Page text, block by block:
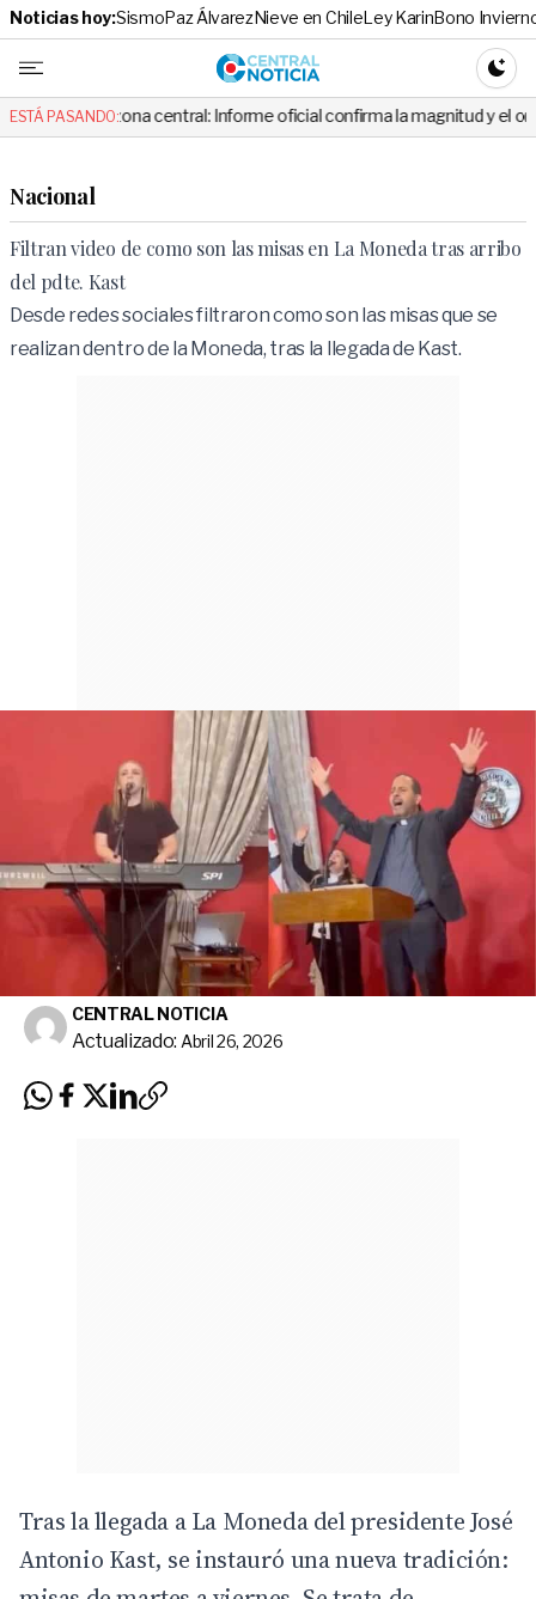
Noticias hoy:SismoPaz ÁlvarezNieve en ChileLey KarinBono
Central
ESTÁ PASANDO:
zona central: Informe oficial confirma la magnitud y el origen del
Nacional
Filtran video de como son las misas en La Moneda tras arribo
del pdte. Kast
Desde redes sociales filtraron como son las misas que se
realizan dentro de la Moneda, tras la llegada de Kast.
CENTRAL NOTICIA
Actualizado: Abril 26, 2026
Tras la llegada a La Moneda del presidente José
Antonio Kast, se instauró una nueva tradición: